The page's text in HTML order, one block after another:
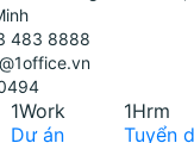
483 8888
1Work
Dự án
1Hrm
Tuyển